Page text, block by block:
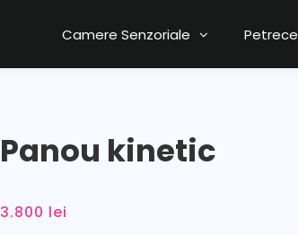
Camere Senzoriale
Panou kinetic
3.800 lei